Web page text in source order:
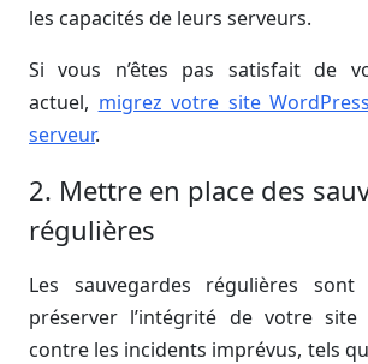
les capacités de leurs serveurs.
Si vous n’êtes pas satisfait de
actuel, migrez votre site
serveur.
2. Mettre en place des
régulières
Les sauvegardes régulières
préserver l’intégrité de votre
contre les incidents imprévus, tels